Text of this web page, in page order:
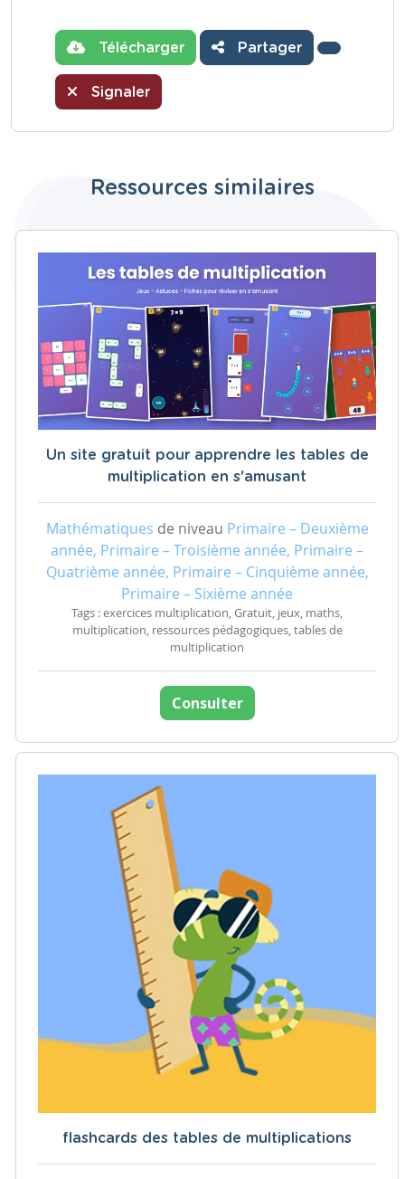
Télécharger Partager
Signaler
Ressources similaires
Un site gratuit pour apprendre les tables de
multiplication en s'amusant
Mathématiques de niveau Primaire – Deuxième
année, Primaire – Troisième année, Primaire –
Quatrième année, Primaire – Cinquième année,
Primaire – Sixième année
Tags : exercices multiplication, Gratuit, jeux, maths,
multiplication, ressources pédagogiques, tables de
multiplication
Consulter
flashcards des tables de multiplications